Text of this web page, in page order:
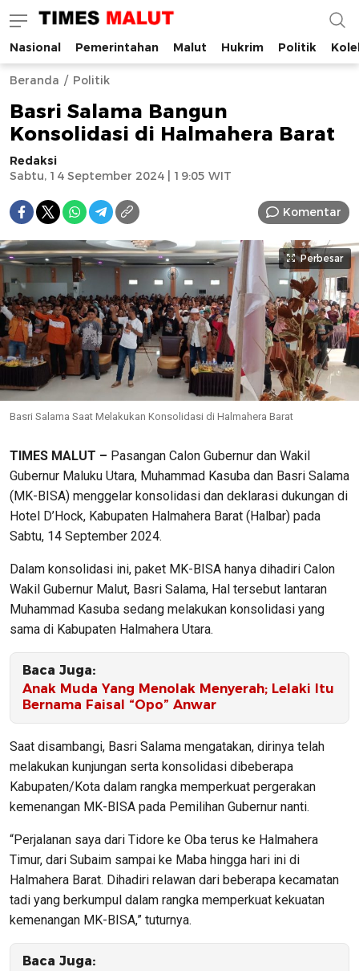
Times Malut
Berita Maluku Utara Terbaru
Nasional Pemerintahan Malut Hukrim Politik
Beranda Politik
Basri Salama Bangun
Konsolidasi di Halmahera Barat
Redaksi
Sabtu, 14 September 2024 | 19:05 WIT
Komentar
Perbesar
Basri Salama Saat Melakukan Konsolidasi di Halmahera Barat
TIMES MALUT – Pasangan Calon Gubernur dan Wakil
Gubernur Maluku Utara, Muhammad Kasuba dan Basri Salama
(MK-BISA) menggelar konsolidasi dan deklarasi dukungan di
Hotel D’Hock, Kabupaten Halmahera Barat (Halbar) pada
Sabtu, 14 September 2024.
Dalam konsolidasi ini, paket MK-BISA hanya dihadiri Calon
Wakil Gubernur Malut, Basri Salama, Hal tersebut lantaran
Muhammad Kasuba sedang melakukan konsolidasi yang
sama di Kabupaten Halmahera Utara.
Baca Juga:
Anak Muda Yang Menolak Menyerah; Lelaki Itu
Bernama Faisal “Opo” Anwar
Saat disambangi, Basri Salama mengatakan, dirinya telah
melakukan kunjungan serta konsolidasi dibeberapa
Kabupaten/Kota dalam rangka memperkuat pergerakan
kemenangan MK-BISA pada Pemilihan Gubernur nanti.
“Perjalanan saya dari Tidore ke Oba terus ke Halmahera
Timur, dari Subaim sampai ke Maba hingga hari ini di
Halmahera Barat. Dihadiri relawan dari beberapa kecamatan
tadi yang berkumpul dalam rangka memperkuat kekuatan
kemenangan MK-BISA,” tuturnya.
Baca Juga: